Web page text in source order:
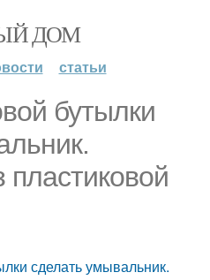
ДОМ
статьи
бутылки
пластиковой
сделать умывальник.